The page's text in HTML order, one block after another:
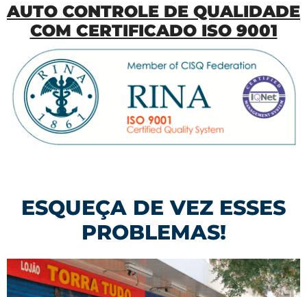
AUTO CONTROLE DE QUALIDADE
COM CERTIFICADO ISO 9001
ESQUEÇA DE VEZ ESSES
PROBLEMAS!